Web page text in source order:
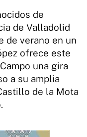
de
de Valladolid
de verano en un
ofrece este
una gira
a su amplia
de la Mota